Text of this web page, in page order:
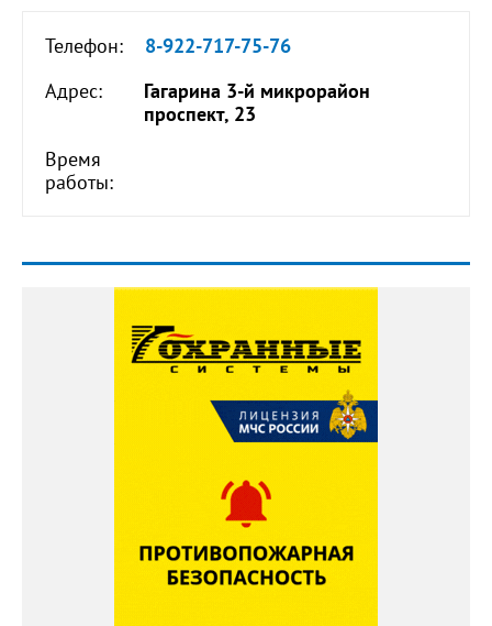
Телефон:
8-922-717-75-76
Адрес:
Гагарина 3-й микрорайон
проспект, 23
Время
работы: